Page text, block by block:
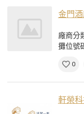
金門
廠商分
攤位號
0
軒榮